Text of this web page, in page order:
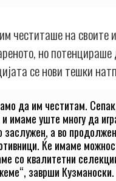
честиташе на своите
но
се нови тешки
да им честитам.
имаме уште многу да
заслужен, а во
Ќе имаме
со квалитетни
заврши Кузманоски.